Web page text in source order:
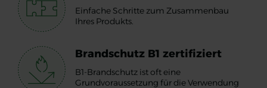
Einfache Schritte zum Zusammenbau
Ihres Produkts.
Brandschutz B1 zertifiziert
B1-Brandschutz ist oft eine
Grundvoraussetzung für die Verwendung